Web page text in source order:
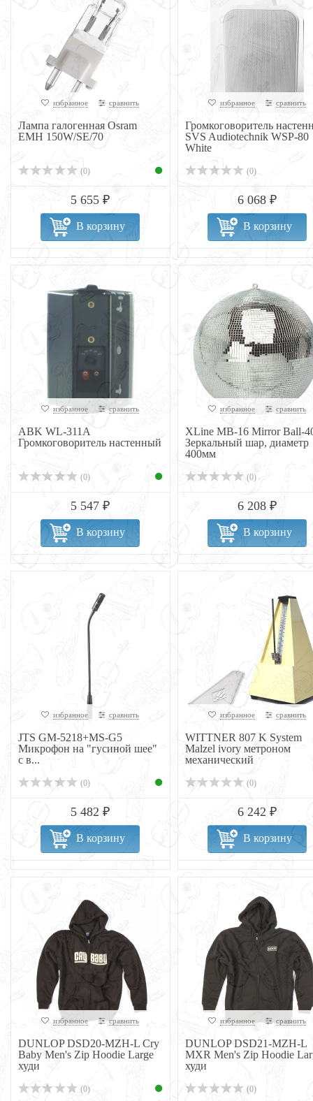
избранное сравнить
Лампа галогенная Osram
EMH 150W/SE/70
(0)
5 655 ₽
В корзину
избранное сравнить
Громкоговоритель
SVS Audiotechnik WSP-80
White
(0)
6 068 ₽
В корзину
избранное сравнить
ABK WL-311A
Громкоговоритель настенный
(0)
5 547 ₽
В корзину
избранное сравнить
XLine MB-16 Mirror Ball-
Зеркальный шар, диаметр
400мм
(0)
6 208 ₽
В корзину
избранное сравнить
JTS GM-5218+MS-G5
Микрофон на "гусиной шее"
с в...
(0)
5 482 ₽
В корзину
избранное сравнить
WITTNER 807 K System
Malzel ivory метроном
механический
(0)
6 242 ₽
В корзину
избранное сравнить
DUNLOP DSD20-MZH-L Cry
Baby Men's Zip Hoodie Large
худи
(0)
избранное сравнить
DUNLOP DSD21-MZH-L
MXR Men's Zip Hoodie
худи
(0)